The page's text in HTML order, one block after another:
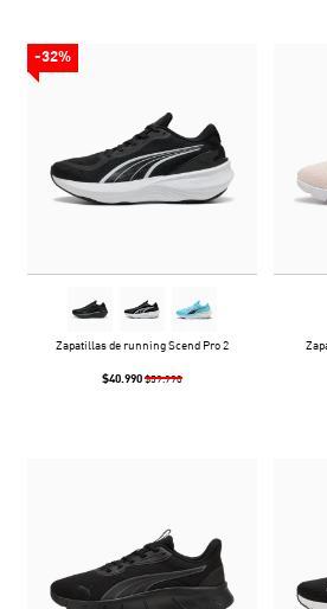
-32%
Zapatillas de running Scend Pro 2
$40.990 $59.990